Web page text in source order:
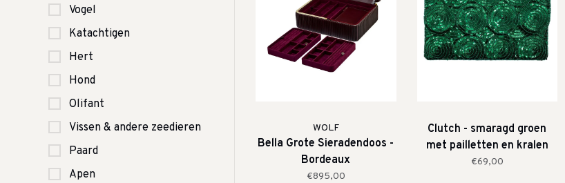
Vogel
Katachtigen
Hert
Hond
Olifant
Vissen & andere zeedieren
Paard
Apen
WOLF
Bella Grote Sieradendoos -
Bordeaux
€895,00
Clutch - smaragd groen
met pailletten en kralen
€69,00